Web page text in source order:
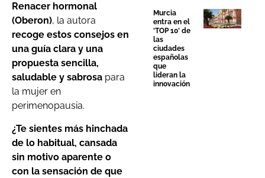
Renacer hormonal
(Oberon), la autora
recoge estos consejos en
una guía clara y una
propuesta sencilla,
saludable y sabrosa para
la mujer en
perimenopausia.
¿Te sientes más hinchada
de lo habitual, cansada
sin motivo aparente o
con la sensación de que
Murcia
entra en el
‘TOP 10’ de
las
ciudades
españolas
que
lideran la
innovación